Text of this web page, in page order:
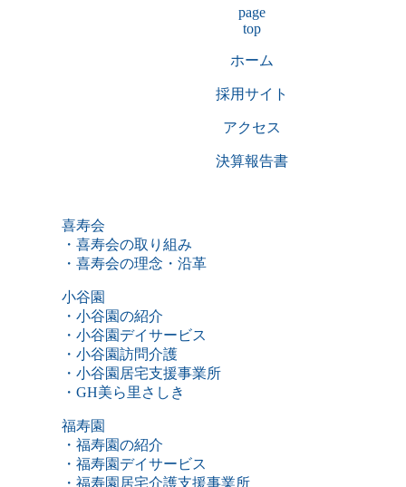
page
top
ホーム
採用サイト
アクセス
決算報告書
喜寿会
・喜寿会の取り組み
・喜寿会の理念・沿革
小谷園
・小谷園の紹介
・小谷園デイサービス
・小谷園訪問介護
・小谷園居宅支援事業所
・GH美ら里さしき
福寿園
・福寿園の紹介
・福寿園デイサービス
・福寿園居宅介護支援事業所